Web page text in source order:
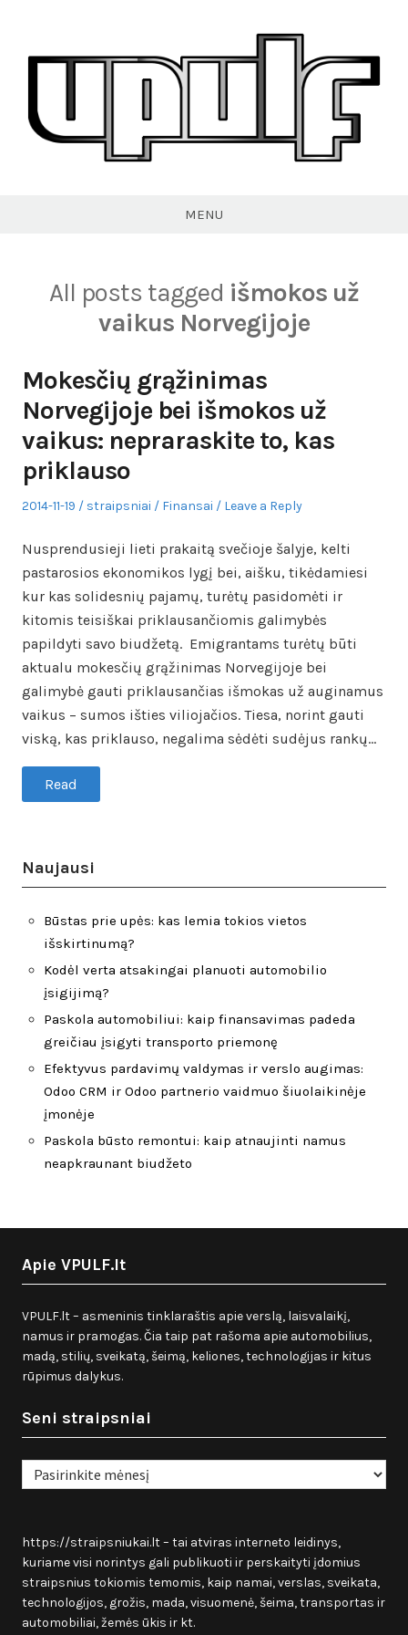
content
MENU
All posts tagged išmokos už
vaikus Norvegijoje
Mokesčių grąžinimas
Norvegijoje bei išmokos už
vaikus: nepraraskite to, kas
priklauso
Posted
2014-11-19 Author
straipsniai
Posted
Finansai Leave a Reply
Nusprendusieji lieti prakaitą svečioje šalyje, kelti
pastarosios ekonomikos lygį bei, aišku, tikėdamiesi
kur kas solidesnių pajamų, turėtų pasidomėti ir
kitomis teisiškai priklausančiomis galimybės
papildyti savo biudžetą. Emigrantams turėtų būti
aktualu mokesčių grąžinimas Norvegijoje bei
galimybė gauti priklausančias išmokas už auginamus
vaikus – sumos išties viliojačios. Tiesa, norint gauti
viską, kas priklauso, negalima sėdėti sudėjus rankų…
Read
Naujausi
Būstas prie upės: kas lemia tokios vietos
išskirtinumą?
Kodėl verta atsakingai planuoti automobilio
įsigijimą?
Paskola automobiliui: kaip finansavimas padeda
greičiau įsigyti transporto priemonę
Efektyvus pardavimų valdymas ir verslo augimas:
Odoo CRM ir Odoo partnerio vaidmuo šiuolaikinėje
įmonėje
Paskola būsto remontui: kaip atnaujinti namus
neapkraunant biudžeto
Apie VPULF.lt
VPULF.lt – asmeninis tinklaraštis apie verslą, laisvalaikį,
namus ir pramogas. Čia taip pat rašoma apie automobilius,
madą, stilių, sveikatą, šeimą, keliones, technologijas ir kitus
rūpimus dalykus.
Seni straipsniai
Seni
straipsniai
https://straipsniukai.lt– tai atviras interneto leidinys,
kuriame visi norintys gali publikuoti ir perskaityti įdomius
straipsnius tokiomis temomis, kaip namai, verslas, sveikata,
technologijos, grožis, mada, visuomenė, šeima, transportas ir
automobiliai, žemės ūkis ir kt.